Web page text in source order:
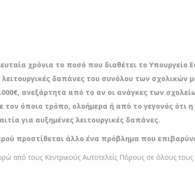
χρόνια το ποσό που διαθέτει το
δαπάνες του συνόλου των σχολικών
ανεξάρτητα από το αν οι ανάγκες των
τον όποιο τρόπο, ολοήμερα ή από το γεγονός ότι
για αυξημένες λειτουργικές δαπάνες.
προστίθεται άλλο ένα πρόβλημα που
από τους Κεντρικούς Αυτοτελείς Πόρους σε όλους